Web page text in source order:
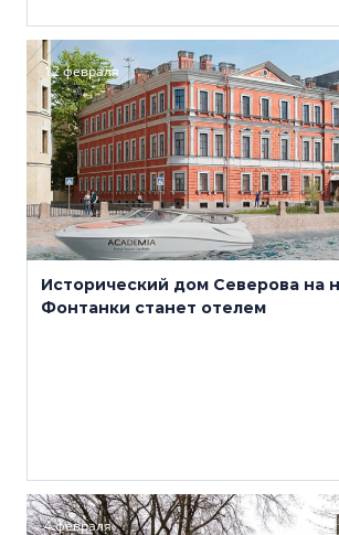
12 февраля
Исторический дом Северова на
Фонтанки станет отелем
4 февраля